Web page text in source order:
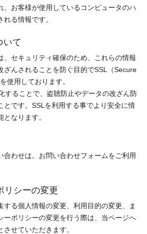
、お客様が使用しているコンピュータのハ
る情報です。
いて
、セキュリティ確保のため、これらの情報
ざんされることを防ぐ目的でSSL（Secure
使用しております。
することで、盗聴防止やデータの改ざん防
とです。SSLを利用する事でより安全に情
なります。
合わせは。お問い合わせフォームをご利用
リシーの変更
する個人情報の変更、利用目的の変更、ま
ーポリシーの変更を行う際は、当ページへ
せていただきます。